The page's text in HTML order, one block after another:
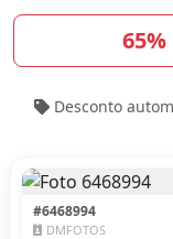
65%
Desconto
#6468994
DMFOTOS